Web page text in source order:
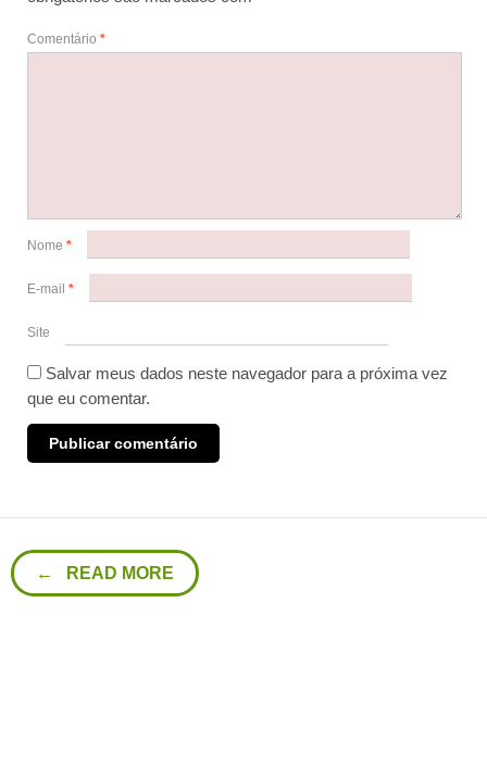
Comentário *
Nome *
E-mail *
Site
Salvar meus dados neste navegador para a próxima vez
que eu comentar.
← READ MORE